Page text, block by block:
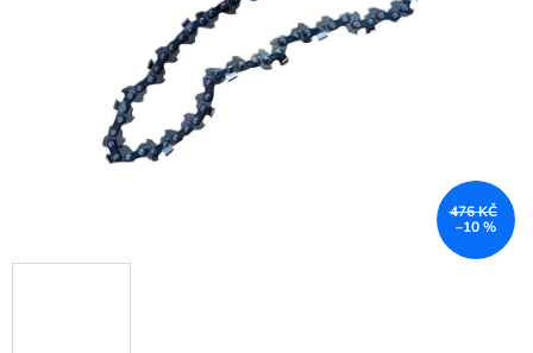
476 KČ
–10 %